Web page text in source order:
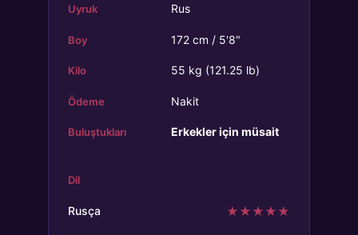
Uyruk Rus
Boy 172 cm / 5'8"
Kilo 55 kg (121.25 lb)
Ödeme Nakit
Buluştukları Erkekler için müsait
Dil
Rusça ★ ★ ★ ★ ★